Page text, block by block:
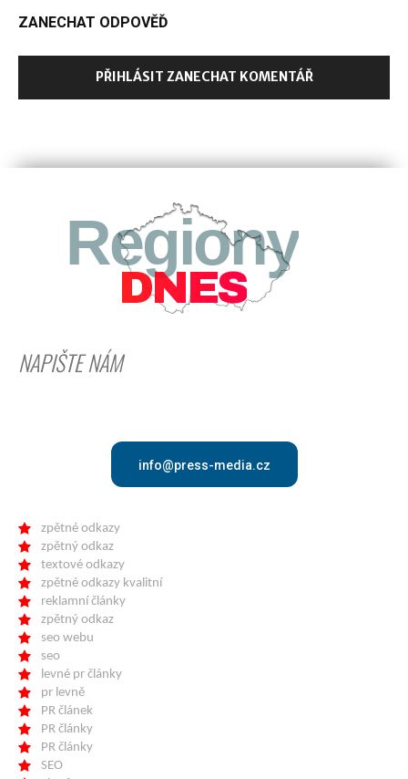
ZANECHAT ODPOVĚĎ
PŘIHLÁSIT ZANECHAT KOMENTÁŘ
Regiony
DNES
NAPIŠTE NÁM
info@press-media.cz
zpětné odkazy
zpětný odkaz
textové odkazy
zpětné odkazy kvalitní
reklamní články
zpětný odkaz
seo webu
seo
levné pr články
pr levně
PR článek
PR články
PR články
SEO